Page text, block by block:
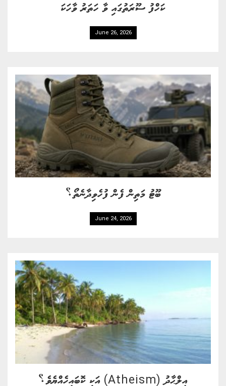
ކަހްފު ސޫރަތުގައި ވާ ހަތަރު ވާހަކަ
June 26, 2026
ބޫޓު މަތިން ފެން ފުހެވިދާނެތޯ؟
June 24, 2026
އިލްޙާދު (Atheism) އަކީ ކޮބައިހެއްޔެވެ؟